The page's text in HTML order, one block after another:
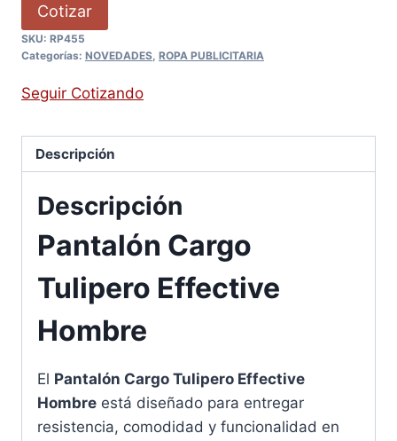
Cotizar
SKU: RP455
Categorías: NOVEDADES, ROPA PUBLICITARIA
Seguir Cotizando
Descripción
Descripción
Pantalón Cargo
Tulipero Effective
Hombre
El Pantalón Cargo Tulipero Effective
Hombre está diseñado para entregar
resistencia, comodidad y funcionalidad en